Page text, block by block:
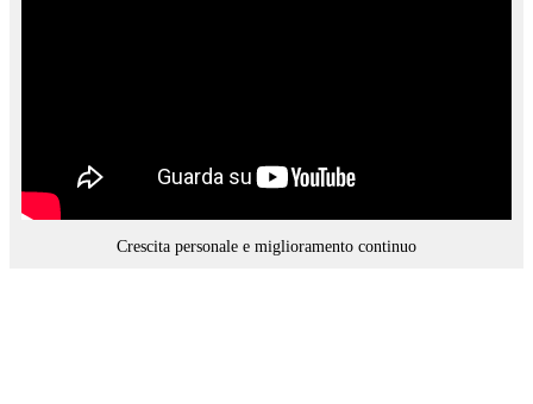
Crescita personale e miglioramento continuo